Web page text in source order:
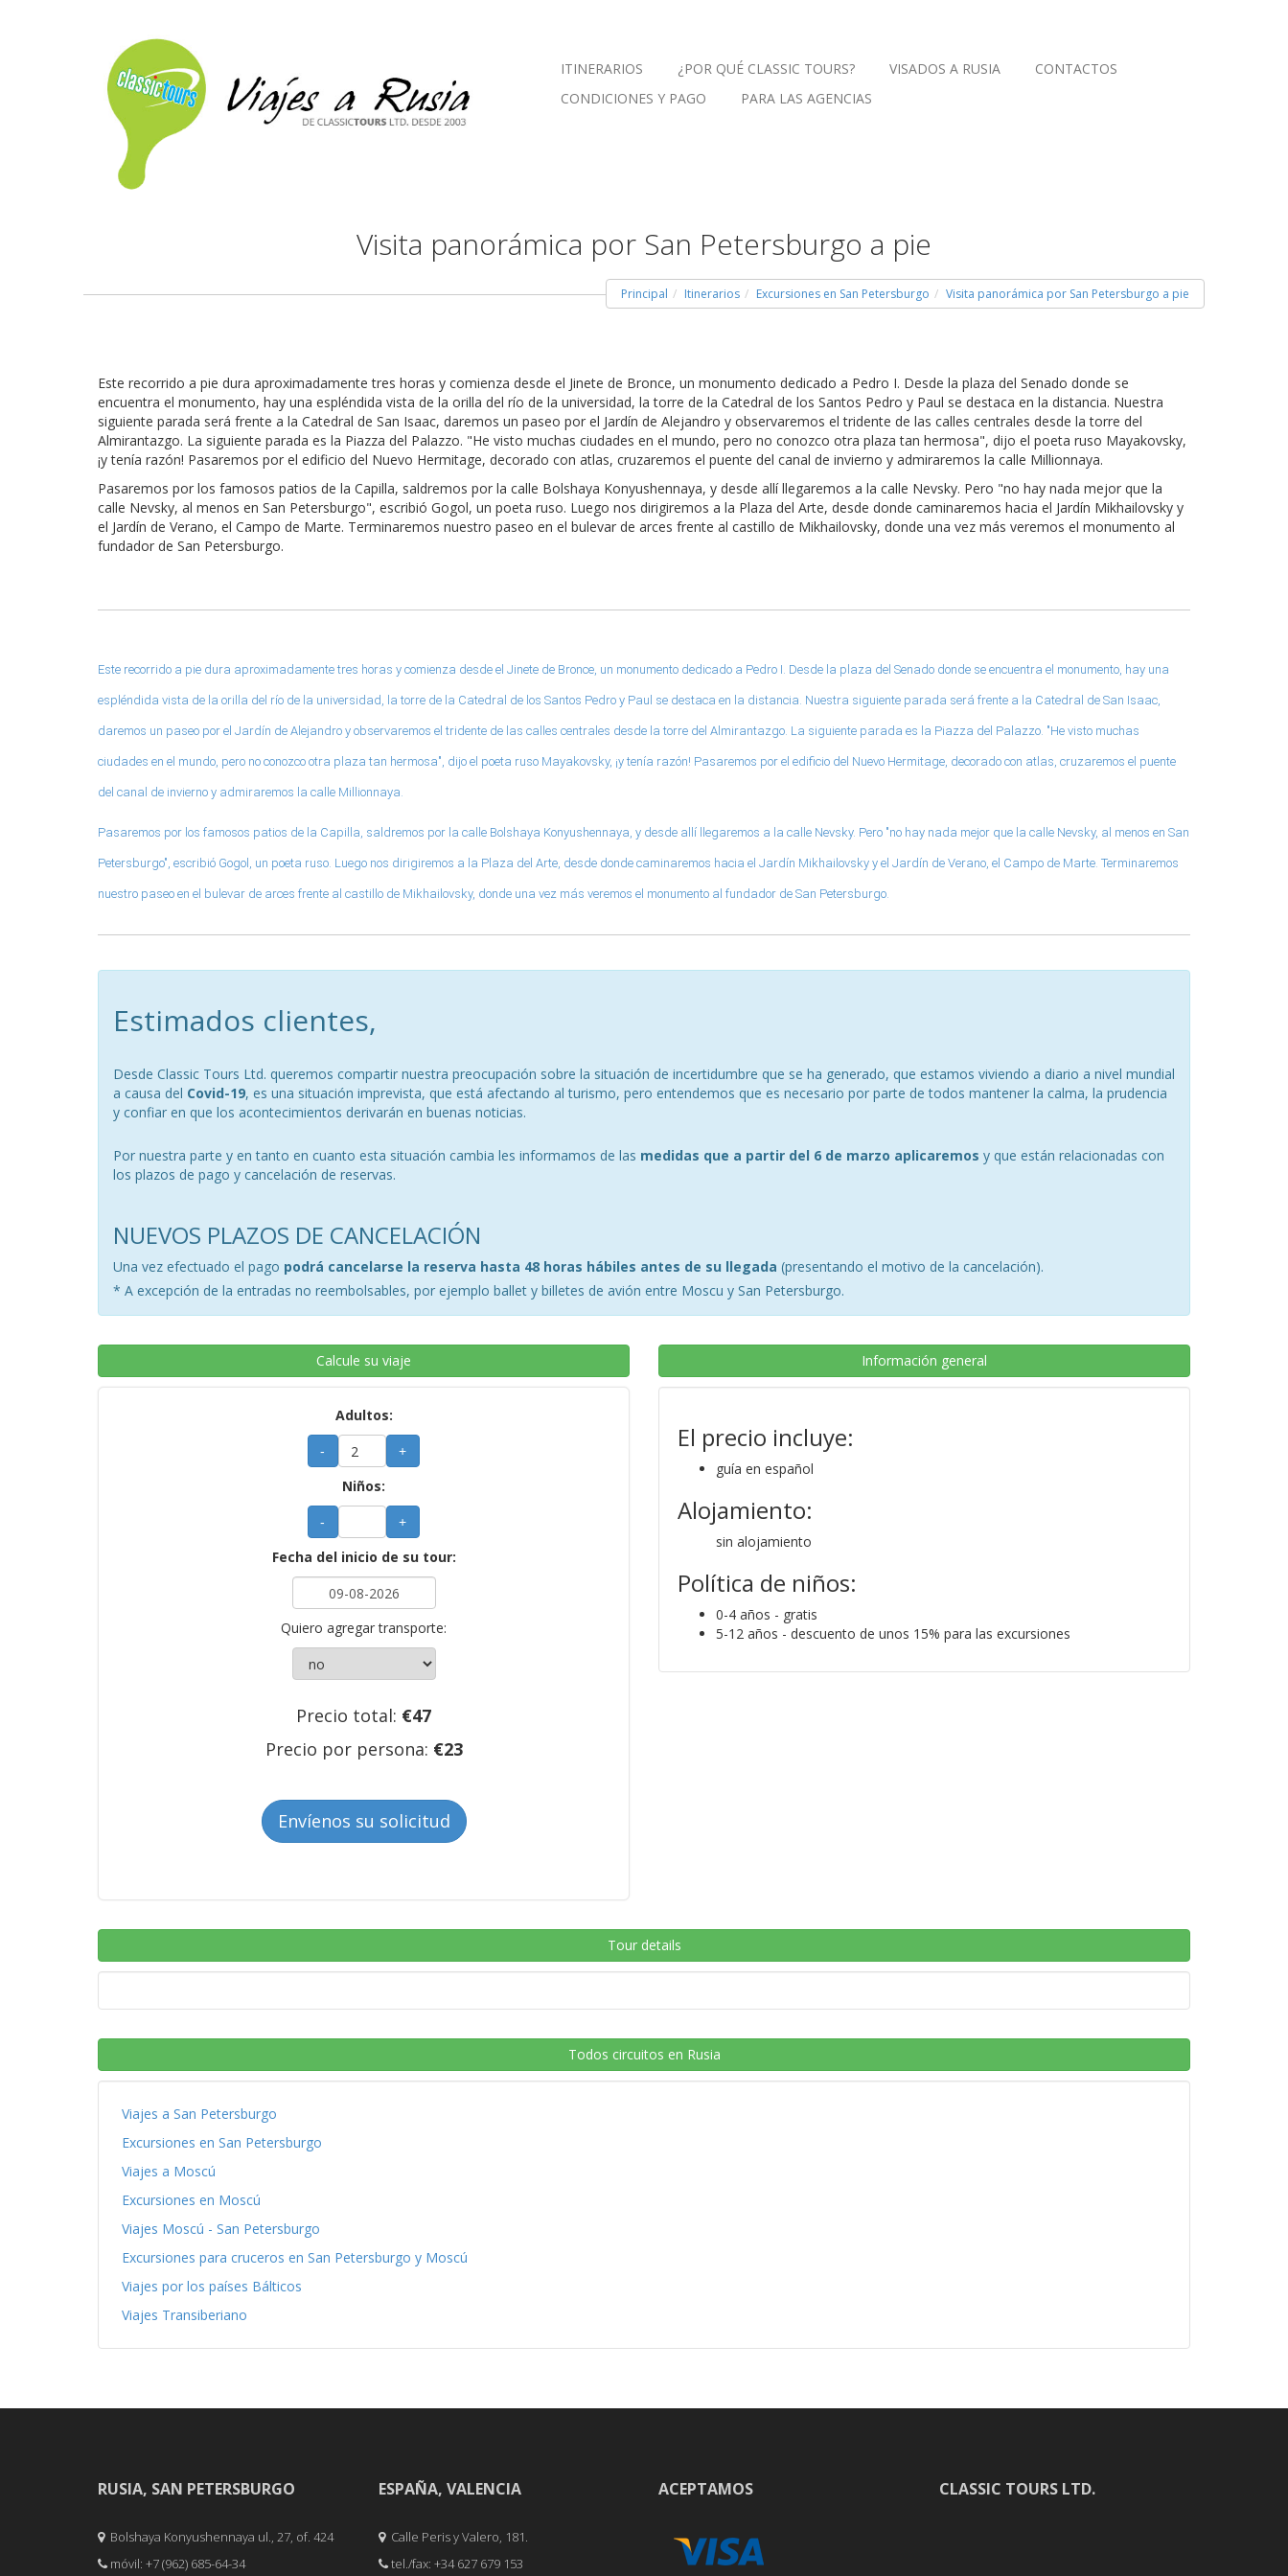
ITINERARIOS ¿POR QUÉ CLASSIC TOURS? VISADOS A RUSIA
CONTACTOS
CONDICIONES Y PAGO
PARA LAS AGENCIAS
Visita panorámica por San Petersburgo a pie
Principal Itinerarios Excursiones en San Petersburgo Visita panorámica por San Petersburgo a pie
Este recorrido a pie dura aproximadamente tres horas y comienza desde el Jinete de Bronce, un monumento dedicado a Pedro I. Desde la plaza del Senado donde se
encuentra el monumento, hay una espléndida vista de la orilla del río de la universidad, la torre de la Catedral de los Santos Pedro y Paul se destaca en la distancia. Nuestra
siguiente parada será frente a la Catedral de San Isaac, daremos un paseo por el Jardín de Alejandro y observaremos el tridente de las calles centrales desde la torre del
Almirantazgo. La siguiente parada es la Piazza del Palazzo. "He visto muchas ciudades en el mundo, pero no conozco otra plaza tan hermosa", dijo el poeta ruso Mayakovsky,
¡y tenía razón! Pasaremos por el edificio del Nuevo Hermitage, decorado con atlas, cruzaremos el puente del canal de invierno y admiraremos la calle Millionnaya.
Pasaremos por los famosos patios de la Capilla, saldremos por la calle Bolshaya Konyushennaya, y desde allí llegaremos a la calle Nevsky. Pero "no hay nada mejor que la
calle Nevsky, al menos en San Petersburgo", escribió Gogol, un poeta ruso. Luego nos dirigiremos a la Plaza del Arte, desde donde caminaremos hacia el Jardín Mikhailovsky y
el Jardín de Verano, el Campo de Marte. Terminaremos nuestro paseo en el bulevar de arces frente al castillo de Mikhailovsky, donde una vez más veremos el monumento al
fundador de San Petersburgo.
Este recorrido a pie dura aproximadamente tres horas y comienza desde el Jinete de Bronce, un monumento dedicado a Pedro I. Desde la plaza del Senado donde se encuentra el monumento, hay una
espléndida vista de la orilla del río de la universidad, la torre de la Catedral de los Santos Pedro y Paul se destaca en la distancia. Nuestra siguiente parada será frente a la Catedral de San Isaac,
daremos un paseo por el Jardín de Alejandro y observaremos el tridente de las calles centrales desde la torre del Almirantazgo. La siguiente parada es la Piazza del Palazzo. "He visto muchas
ciudades en el mundo, pero no conozco otra plaza tan hermosa", dijo el poeta ruso Mayakovsky, ¡y tenía razón! Pasaremos por el edificio del Nuevo Hermitage, decorado con atlas, cruzaremos el puente
del canal de invierno y admiraremos la calle Millionnaya.
Pasaremos por los famosos patios de la Capilla, saldremos por la calle Bolshaya Konyushennaya, y desde allí llegaremos a la calle Nevsky. Pero "no hay nada mejor que la calle Nevsky, al menos en San
Petersburgo", escribió Gogol, un poeta ruso. Luego nos dirigiremos a la Plaza del Arte, desde donde caminaremos hacia el Jardín Mikhailovsky y el Jardín de Verano, el Campo de Marte. Terminaremos
nuestro paseo en el bulevar de arces frente al castillo de Mikhailovsky, donde una vez más veremos el monumento al fundador de San Petersburgo.
Estimados clientes,
Desde Classic Tours Ltd. queremos compartir nuestra preocupación sobre la situación de incertidumbre que se ha generado, que estamos viviendo a diario a nivel mundial
a causa del Covid-19, es una situación imprevista, que está afectando al turismo, pero entendemos que es necesario por parte de todos mantener la calma, la prudencia
y confiar en que los acontecimientos derivarán en buenas noticias.
Por nuestra parte y en tanto en cuanto esta situación cambia les informamos de las medidas que a partir del 6 de marzo aplicaremos y que están relacionadas con
los plazos de pago y cancelación de reservas.
NUEVOS PLAZOS DE CANCELACIÓN
Una vez efectuado el pago podrá cancelarse la reserva hasta 48 horas hábiles antes de su llegada (presentando el motivo de la cancelación).
* A excepción de la entradas no reembolsables, por ejemplo ballet y billetes de avión entre Moscu y San Petersburgo.
Calcule su viaje
Adultos:
- +
Niños:
- +
Fecha del inicio de su tour:
Quiero agregar transporte:
Precio total: €47
Precio por persona: €23
Envíenos su solicitud
Información general
El precio incluye:
guía en español
Alojamiento:
sin alojamiento
Política de niños:
0-4 años - gratis
5-12 años - descuento de unos 15% para las excursiones
Tour details
Todos circuitos en Rusia
Viajes a San Petersburgo
Excursiones en San Petersburgo
Viajes a Moscú
Excursiones en Moscú
Viajes Moscú - San Petersburgo
Excursiones para cruceros en San Petersburgo y Moscú
Viajes por los países Bálticos
Viajes Transiberiano
RUSIA, SAN PETERSBURGO
Bolshaya Konyushennaya ul., 27, of. 424
móvil: +7 (962) 685-64-34
ESPAÑA, VALENCIA
Calle Peris y Valero, 181.
tel./fax: +34 627 679 153
ACEPTAMOS CLASSIC TOURS LTD.